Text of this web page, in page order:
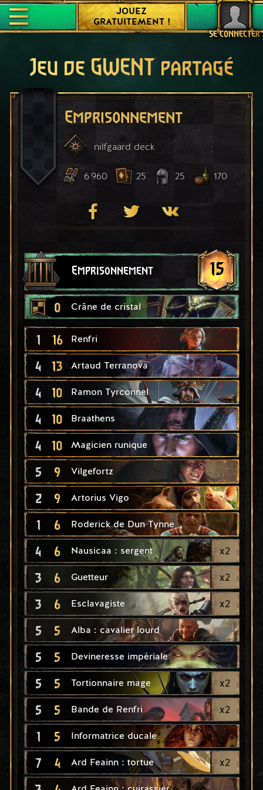
SE CONNECTER
JOUEZ
GRATUITEMENT !
Jeu de GWENT partagé
Emprisonnement
nilfgaard deck
6 960 25 25 170
Emprisonnement 15
0 Crâne de cristal
1 16 Renfri
4 13 Artaud Terranova
4 10 Ramon Tyrconnel
4 10 Braathens
4 10 Magicien runique
5 9 Vilgefortz
2 9 Artorius Vigo
1 6 Roderick de Dun Tynne
4 6 Nausicaa : sergent x2
3 6 Guetteur x2
3 6 Esclavagiste x2
5 5 Alba : cavalier lourd
5 5 Devineresse impériale
5 5 Tortionnaire mage x2
5 5 Bande de Renfri x2
1 5 Informatrice ducale
7 4 Ard Feainn : tortue x2